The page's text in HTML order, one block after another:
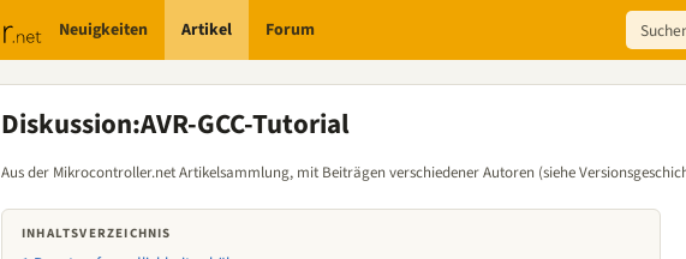
Neuigkeiten Artikel Forum
Diskussion:AVR-GCC-Tutorial
Aus der Mikrocontroller.net Artikelsammlung, mit Beiträgen verschiedener Autoren (siehe
INHALTSVERZEICHNIS